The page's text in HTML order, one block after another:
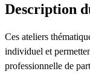
Description
Ces ateliers
individuel et
professionnelle de